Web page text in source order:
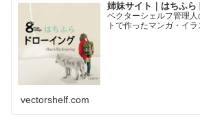
姉妹サイト｜はちふら
ベクターシェルフ管理
トで作ったマンガ・イラ
vectorshelf.com